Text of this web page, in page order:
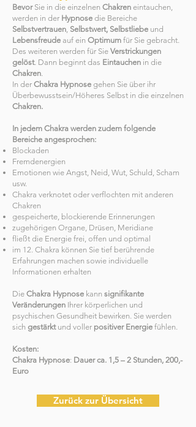
BevorSie in die einzelnen Chakren eintauchen,
werden in der Hypnose die Bereiche
Selbstvertrauen, Selbstwert, Selbstliebe und
Lebensfreude auf ein Optimum für Sie gebracht.
Des weiteren werden für Sie Verstrickungen
gelöst. Dann beginnt das Eintauchen in die
Chakren.
In der Chakra Hypnose gehen Sie über ihr
Überbewusstsein/Höheres Selbst in die einzelnen
Chakren.
In jedem Chakra werden zudem folgende
Bereiche angesprochen:
Blockaden
Fremdenergien
Emotionen wie Angst, Neid, Wut, Schuld, Scham
usw.
Chakra verknotet oder verflochten mit anderen
Chakren
gespeicherte, blockierende Erinnerungen
zugehörigen Organe, Drüsen, Meridiane
fließt die Energie frei, offen und optimal
im 12. Chakra können Sie tief berührende
Erfahrungen machen sowie individuelle
Informationen erhalten
Die Chakra Hypnose kann signifikante
Veränderungen Ihrer körperlichen und
psychischen Gesundheit bewirken. Sie werden
sich gestärktund voller positiver Energie fühlen.
Kosten:
Chakra Hypnose: Dauer ca. 1,5 – 2 Stunden, 200,-
Euro
Zurück zur Übersicht